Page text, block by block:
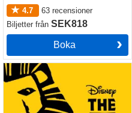
4.7
63 recensioner
Biljetter från SEK818
Boka
The Lion King